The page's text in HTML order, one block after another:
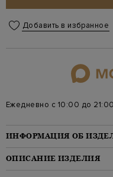
Добавить в избранное
Ежедневно с 10:00 до 21:00
ИНФОРМАЦИЯ ОБ
Материал: шелк 100%
Стиль: Галстуки
ОПИСАНИЕ ИЗДЕЛИЯ